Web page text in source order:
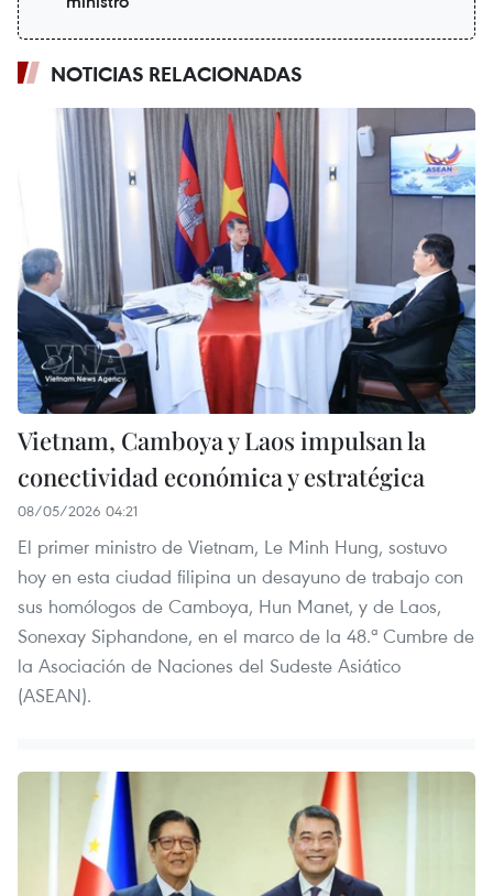
NOTICIAS RELACIONADAS
Vietnam, Camboya y Laos impulsan la
conectividad económica y estratégica
08/05/2026 04:21
El primer ministro de Vietnam, Le Minh Hung, sostuvo
hoy en esta ciudad filipina un desayuno de trabajo con
sus homólogos de Camboya, Hun Manet, y de Laos,
Sonexay Siphandone, en el marco de la 48.ª Cumbre de
la Asociación de Naciones del Sudeste Asiático
(ASEAN).